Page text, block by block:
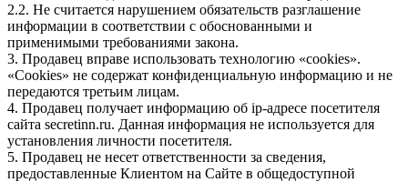
2.2. Не считается нарушением обязательств разглашение
информации в соответствии с обоснованными и
применимыми требованиями закона.
3. Продавец вправе использовать технологию «cookies».
«Cookies» не содержат конфиденциальную информацию и не
передаются третьим лицам.
4. Продавец получает информацию об ip-адресе посетителя
сайта secretinn.ru. Данная информация не используется для
установления личности посетителя.
5. Продавец не несет ответственности за сведения,
предоставленные Клиентом на Сайте в общедоступной